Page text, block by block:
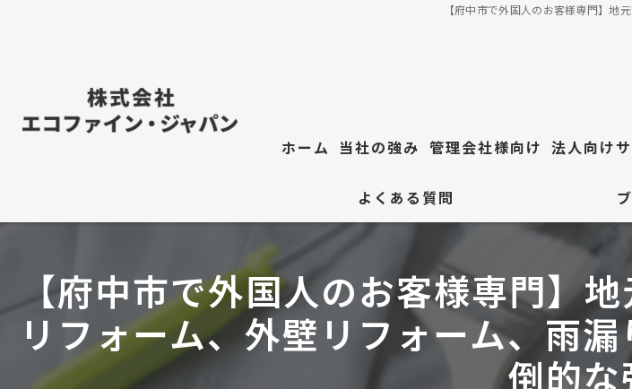
【府中市で外国人のお客様専門】地
ホーム 当社の強み
江東区 防水工事
屋根塗装
管理会社様向け 法人向け
よくある質問
【府中市で外国人のお客様専門】
リフォーム、外壁リフォーム、雨
倒的